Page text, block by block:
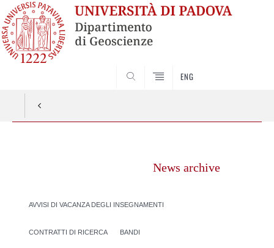
ENG
News archive
AVVISI DI VACANZA DEGLI INSEGNAMENTI
CONTRATTI DI RICERCA BANDI